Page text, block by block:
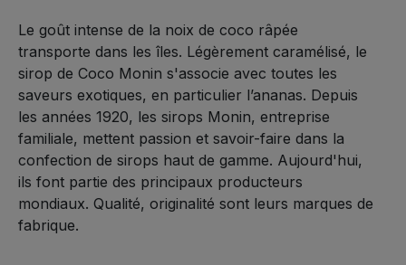
Le goût intense de la noix de coco râpée
transporte dans les îles. Légèrement caramélisé, le
sirop de Coco Monin s'associe avec toutes les
saveurs exotiques, en particulier l’ananas. Depuis
les années 1920, les sirops Monin, entreprise
familiale, mettent passion et savoir-faire dans la
confection de sirops haut de gamme. Aujourd'hui,
ils font partie des principaux producteurs
mondiaux. Qualité, originalité sont leurs marques de
fabrique.